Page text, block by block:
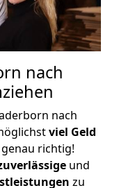
nach
nach
viel Geld
richtig!
und
zu